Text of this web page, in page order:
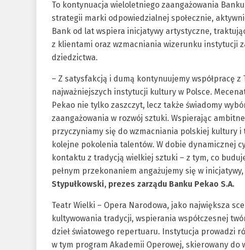
To kontynuacja wieloletniego zaangażowania
strategii marki odpowiedzialnej społecznie,
Bank od lat wspiera inicjatywy artystyczne,
z klientami oraz wzmacniania wizerunku instytucji
dziedzictwa.
– Z satysfakcją i dumą kontynuujemy współpracę
najważniejszych instytucji kultury w Polsce.
Pekao nie tylko zaszczyt, lecz także świadomy
zaangażowania w rozwój sztuki. Wspierając
przyczyniamy się do wzmacniania polskiej kultury
kolejne pokolenia talentów. W dobie dynamicznej
kontaktu z tradycją wielkiej sztuki – z tym, co
pełnym przekonaniem angażujemy się w
Stypułkowski, prezes zarządu Banku Pekao S.A.
Teatr Wielki – Opera Narodowa, jako największa
kultywowania tradycji, wspierania współczesnej
dzieł światowego repertuaru. Instytucja prowadzi
w tym program Akademii Operowej, skierowany do